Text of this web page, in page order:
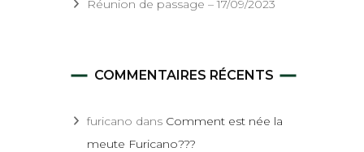
Réunion de passage – 17/09/2023
COMMENTAIRES RÉCENTS
furicano dans Comment est née la
meute Furicano???